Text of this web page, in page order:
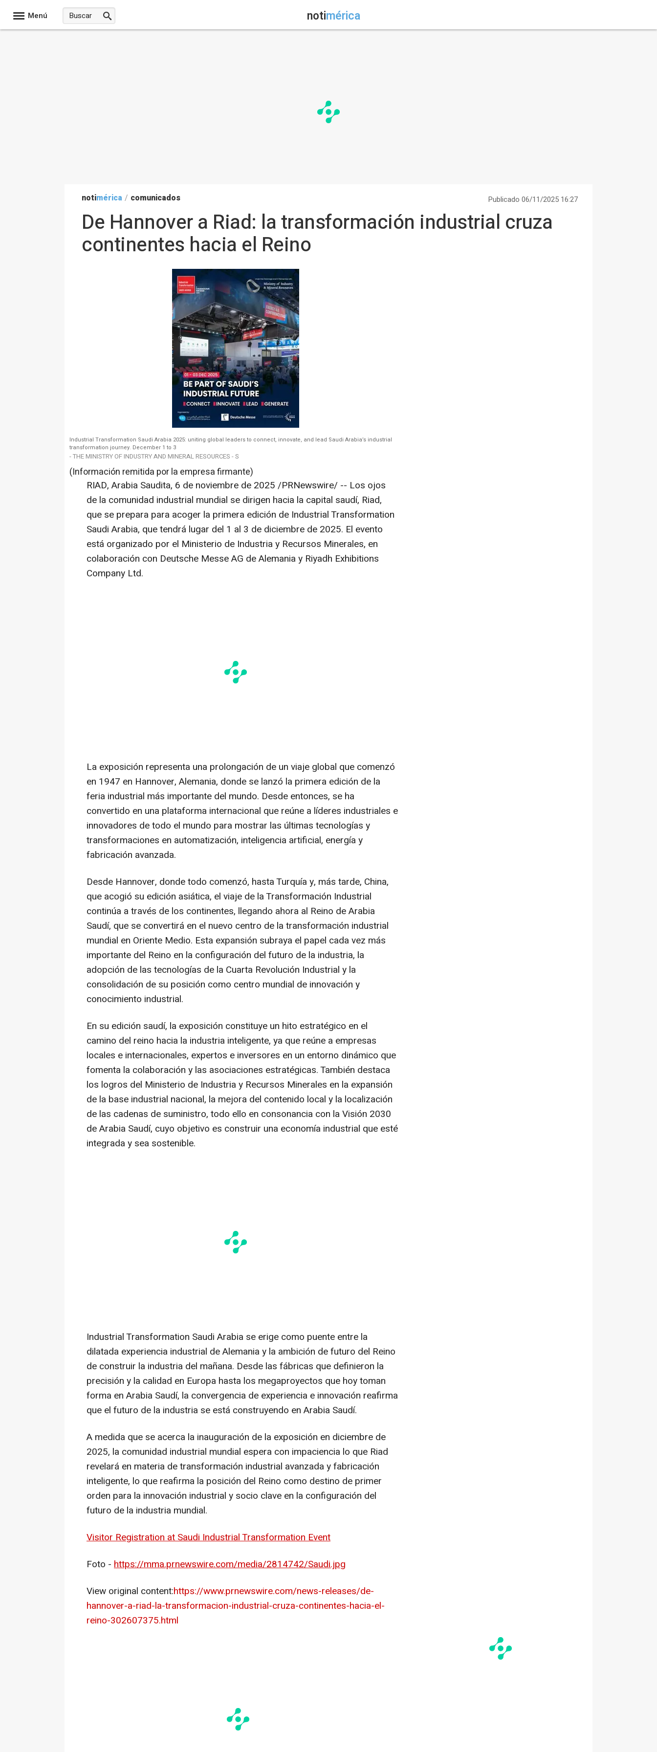
Menú notimérica
notimérica / comunicados Publicado 06/11/2025 16:27
De Hannover a Riad: la transformación industrial cruza
continentes hacia el Reino
Industrial Transformation Saudi Arabia 2025: uniting global leaders to connect, innovate, and lead Saudi Arabia’s industrial
transformation journey. December 1 to 3
- THE MINISTRY OF INDUSTRY AND MINERAL RESOURCES - S
(Información remitida por la empresa firmante)
RIAD, Arabia Saudita, 6 de noviembre de 2025 /PRNewswire/ -- Los ojos
de la comunidad industrial mundial se dirigen hacia la capital saudí, Riad,
que se prepara para acoger la primera edición de Industrial Transformation
Saudi Arabia, que tendrá lugar del 1 al 3 de diciembre de 2025. El evento
está organizado por el Ministerio de Industria y Recursos Minerales, en
colaboración con Deutsche Messe AG de Alemania y Riyadh Exhibitions
Company Ltd.
La exposición representa una prolongación de un viaje global que comenzó
en 1947 en Hannover, Alemania, donde se lanzó la primera edición de la
feria industrial más importante del mundo. Desde entonces, se ha
convertido en una plataforma internacional que reúne a líderes industriales e
innovadores de todo el mundo para mostrar las últimas tecnologías y
transformaciones en automatización, inteligencia artificial, energía y
fabricación avanzada.
Desde Hannover, donde todo comenzó, hasta Turquía y, más tarde, China,
que acogió su edición asiática, el viaje de la Transformación Industrial
continúa a través de los continentes, llegando ahora al Reino de Arabia
Saudí, que se convertirá en el nuevo centro de la transformación industrial
mundial en Oriente Medio. Esta expansión subraya el papel cada vez más
importante del Reino en la configuración del futuro de la industria, la
adopción de las tecnologías de la Cuarta Revolución Industrial y la
consolidación de su posición como centro mundial de innovación y
conocimiento industrial.
En su edición saudí, la exposición constituye un hito estratégico en el
camino del reino hacia la industria inteligente, ya que reúne a empresas
locales e internacionales, expertos e inversores en un entorno dinámico que
fomenta la colaboración y las asociaciones estratégicas. También destaca
los logros del Ministerio de Industria y Recursos Minerales en la expansión
de la base industrial nacional, la mejora del contenido local y la localización
de las cadenas de suministro, todo ello en consonancia con la Visión 2030
de Arabia Saudí, cuyo objetivo es construir una economía industrial que esté
integrada y sea sostenible.
Industrial Transformation Saudi Arabia se erige como puente entre la
dilatada experiencia industrial de Alemania y la ambición de futuro del Reino
de construir la industria del mañana. Desde las fábricas que definieron la
precisión y la calidad en Europa hasta los megaproyectos que hoy toman
forma en Arabia Saudí, la convergencia de experiencia e innovación reafirma
que el futuro de la industria se está construyendo en Arabia Saudí.
A medida que se acerca la inauguración de la exposición en diciembre de
2025, la comunidad industrial mundial espera con impaciencia lo que Riad
revelará en materia de transformación industrial avanzada y fabricación
inteligente, lo que reafirma la posición del Reino como destino de primer
orden para la innovación industrial y socio clave en la configuración del
futuro de la industria mundial.
Visitor Registration at Saudi Industrial Transformation Event
Foto - https://mma.prnewswire.com/media/2814742/Saudi.jpg
View original content:https://www.prnewswire.com/news-releases/de-
hannover-a-riad-la-transformacion-industrial-cruza-continentes-hacia-el-
reino-302607375.html